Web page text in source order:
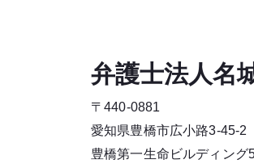
弁護士法人名
〒440-0881
愛知県豊橋市広小路3-45-2
豊橋第一生命ビルディング